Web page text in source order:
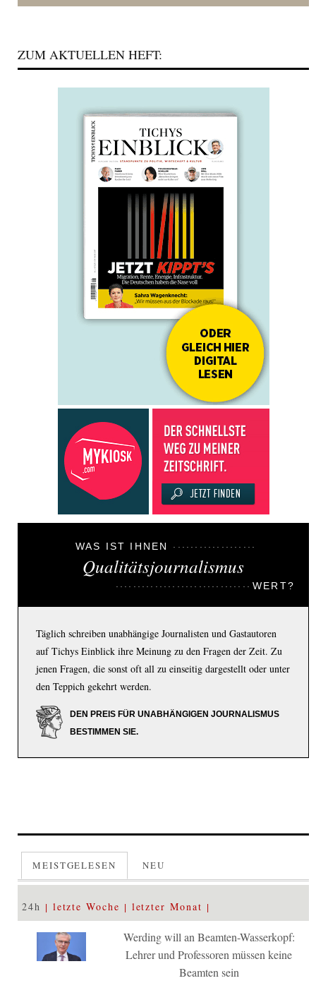
ZUM AKTUELLEN HEFT:
WAS IST IHNEN
Qualitätsjournalismus
WERT?
Täglich schreiben unabhängige Journalisten und Gastautoren
auf Tichys Einblick ihre Meinung zu den Fragen der Zeit. Zu
jenen Fragen, die sonst oft all zu einseitig dargestellt oder unter
den Teppich gekehrt werden.
DEN PREIS FÜR UNABHÄNGIGEN JOURNALISMUS
BESTIMMEN SIE.
MEISTGELESEN NEU
24h letzte Woche letzter Monat
Werding will an Beamten-Wasserkopf:
Lehrer und Professoren müssen keine
Beamten sein